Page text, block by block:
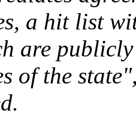
a hit list
are
of the